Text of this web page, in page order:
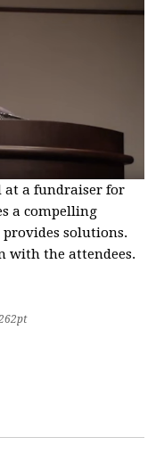
at a fundraiser for
a compelling
solutions.
with the attendees.